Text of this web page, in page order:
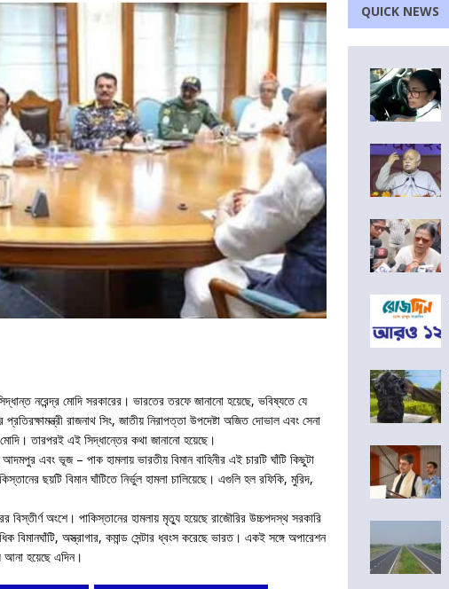
নরেন্দ্র মোদি সরকারের। ভারতের তরফে জানানো হয়েছে, ভবিষ্যতে যে
রাজনাথ সিং, জাতীয় নিরাপত্তা উপদেষ্টা অজিত দোভাল এবং সেনা
মোদি। তারপরই এই সিদ্ধান্তের কথা জানানো হয়েছে।
এবং ভূজ – পাক হামলায় ভারতীয় বিমান বাহিনীর এই চারটি ঘাঁটি কিছুটা
ছয়টি বিমান ঘাঁটিতে নির্ভুল হামলা চালিয়েছে। এগুলি হল রফিকি, মুরিদ,
বিস্তীর্ণ অংশে। পাকিস্তানের হামলায় মৃত্যু হয়েছে রাজৌরির উচ্চপদস্থ সরকারি
বিমানঘাঁটি, অস্ত্রাগার, কমান্ড সেন্টার ধ্বংস করেছে ভারত। একই সঙ্গে অপারেশন
আনা হয়েছে এদিন।
QUICK NEWS